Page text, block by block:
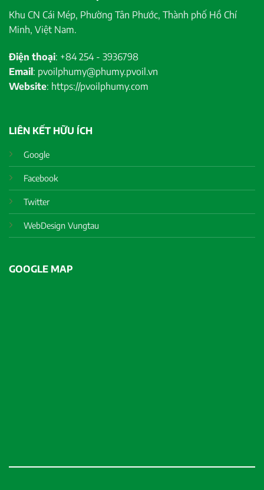
Khu CN Cái Mép, Phường Tân Phước, Thành phố Hồ Chí
Minh, Việt Nam.
Điện thoại: +84 254 - 3936798
Email: pvoilphumy@phumy.pvoil.vn
Website: https://pvoilphumy.com
LIÊN KẾT HỮU ÍCH
Google
Facebook
Twitter
WebDesign Vungtau
GOOGLE MAP